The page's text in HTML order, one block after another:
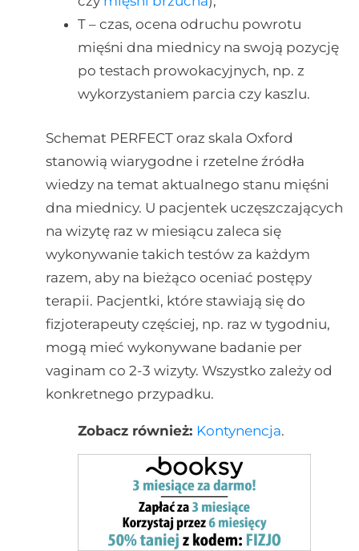
T – czas, ocena odruchu powrotu
mięśni dna miednicy na swoją pozycję
po testach prowokacyjnych, np. z
wykorzystaniem parcia czy kaszlu.
Schemat PERFECT oraz skala Oxford
stanowią wiarygodne i rzetelne źródła
wiedzy na temat aktualnego stanu mięśni
dna miednicy. U pacjentek uczęszczających
na wizytę raz w miesiącu zaleca się
wykonywanie takich testów za każdym
razem, aby na bieżąco oceniać postępy
terapii. Pacjentki, które stawiają się do
fizjoterapeuty częściej, np. raz w tygodniu,
mogą mieć wykonywane badanie per
vaginam co 2-3 wizyty. Wszystko zależy od
konkretnego przypadku.
Zobacz również: Kontynencja.